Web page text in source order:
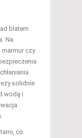
blatem
Na
marmur czy
solidnie
wodą i
co